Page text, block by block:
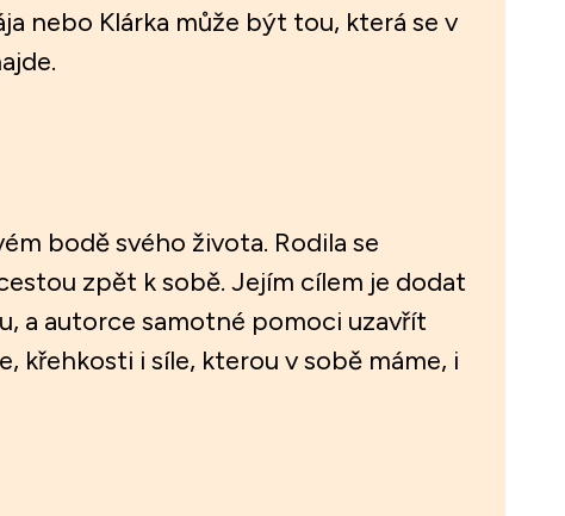
nebo Klárka může být tou, která se v
bodě svého života. Rodila se
zpět k sobě. Jejím cílem je dodat
a autorce samotné pomoci uzavřít
křehkosti i síle, kterou v sobě máme, i